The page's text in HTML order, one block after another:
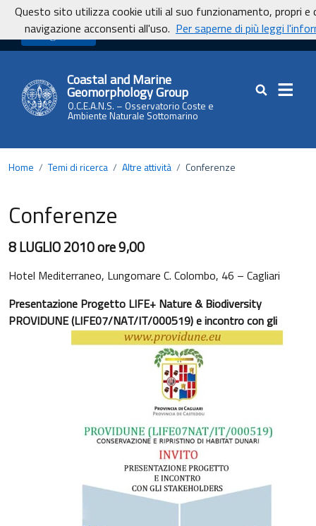
Vai ai contenuti
Vai al footer
UnicaNews
Coastal and Marine
Geomorphology Group
O.C.E.A.N.S. – Osservatorio Coste e
Ambiente Naturale Sottomarino
Cerca nel sito
Home / Temi di ricerca / Altre attività / Conferenze
Conferenze
8 LUGLIO 2010 ore 9,00
Hotel Mediterraneo, Lungomare C. Colombo, 46 – Cagliari
Presentazione Progetto LIFE+ Nature & Biodiversity
PROVIDUNE (LIFE07/NAT/IT/000519)e incontro con gli
Questo sito utilizza cookie utili al suo funzionamento, propri e
navigazione acconsenti all'uso. Per saperne di più leggi